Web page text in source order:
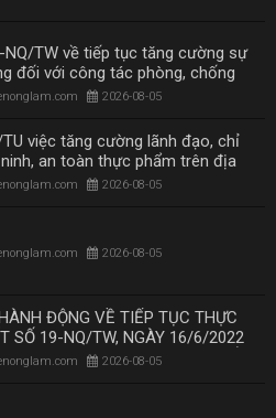
NQ/TW về tiếp tục tăng cường sự
đối với công tác phòng, chống
tiêu cực trong giai đoạn mới
2026-08-05
việc tăng cường lãnh đạo, chỉ
an toàn thực phẩm trên địa
Chí Minh
2026-08-05
2026-08-05
ĐỘNG VỀ TIẾP TỤC THỰC
SỐ 19-NQ/TW, NGÀY 16/6/2022
TRUNG ƯƠNG KHÓA XIII VỀ
2026-08-05